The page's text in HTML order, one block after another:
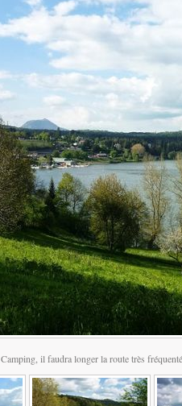
il faudra longer la route très